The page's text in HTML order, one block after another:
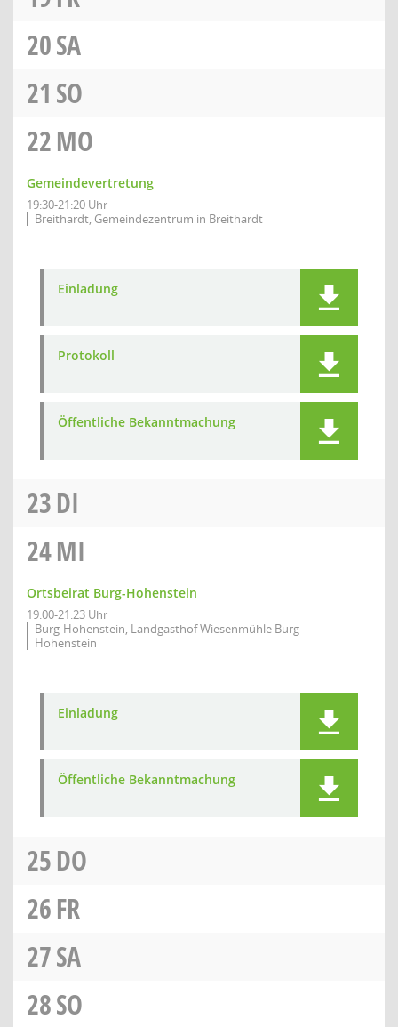
20SA
21 SO
22MO
Gemeindevertretung
19:30-21:20 Uhr
Breithardt, Gemeindezentrum in Breithardt
Einladung
Protokoll
Öffentliche Bekanntmachung
23DI
24MI
Ortsbeirat Burg-Hohenstein
19:00-21:23 Uhr
Burg-Hohenstein, Landgasthof Wiesenmühle Burg-
Hohenstein
Einladung
Öffentliche Bekanntmachung
25DO
26FR
27SA
28SO